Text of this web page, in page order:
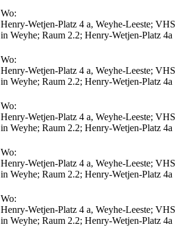
Wo:
Henry-Wetjen-Platz 4 a, Weyhe-Leeste; VHS
in Weyhe; Raum 2.2; Henry-Wetjen-Platz 4a
Wo:
Henry-Wetjen-Platz 4 a, Weyhe-Leeste; VHS
in Weyhe; Raum 2.2; Henry-Wetjen-Platz 4a
Wo:
Henry-Wetjen-Platz 4 a, Weyhe-Leeste; VHS
in Weyhe; Raum 2.2; Henry-Wetjen-Platz 4a
Wo:
Henry-Wetjen-Platz 4 a, Weyhe-Leeste; VHS
in Weyhe; Raum 2.2; Henry-Wetjen-Platz 4a
Wo:
Henry-Wetjen-Platz 4 a, Weyhe-Leeste; VHS
in Weyhe; Raum 2.2; Henry-Wetjen-Platz 4a